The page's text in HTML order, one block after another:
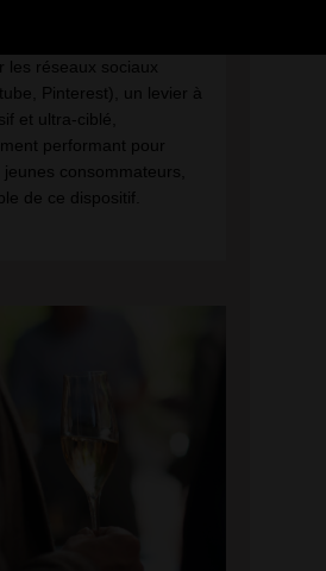
les réseaux sociaux
Pinterest), un levier à
et ultra-ciblé,
performant pour
consommateurs,
de ce dispositif.